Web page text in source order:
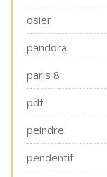
osier
pandora
paris 8
pdf
peindre
pendentif